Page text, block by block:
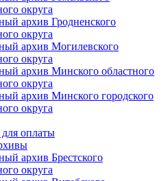
округа
архив Гродненского
округа
архив Могилевского
округа
архив Минского областного
округа
архив Минского городского
округа
оплаты
архив Брестского
округа